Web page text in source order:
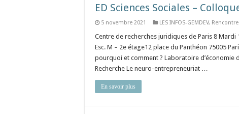
ED Sciences Sociales –
5 novembre 2021 LES INFOS-GEMDEV,
Centre de recherches juridiques de Paris 8 Mardi
Esc. M – 2e étage12 place du Panthéon 75005
pourquoi et comment ? Laboratoire d’économie
Recherche Le neuro-entrepreneuriat …
En savoir plus